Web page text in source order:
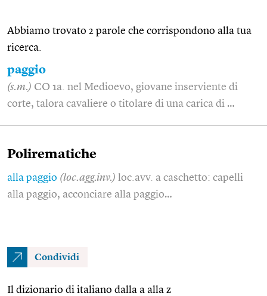
Abbiamo trovato 2 parole che corrispondono alla tua
ricerca.
paggio
(s.m.) CO 1a. nel Medioevo, giovane inserviente di
corte, talora cavaliere o titolare di una carica di …
Polirematiche
alla paggio (loc.agg.inv.) loc.avv. a caschetto: capelli
alla paggio, acconciare alla paggio…
Condividi
Il dizionario di italiano dalla a alla z